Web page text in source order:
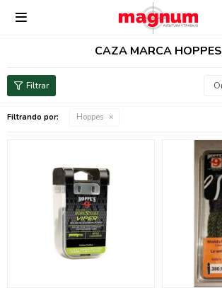

CAZA MARCA HOPPES
Filtrando por: Hoppes